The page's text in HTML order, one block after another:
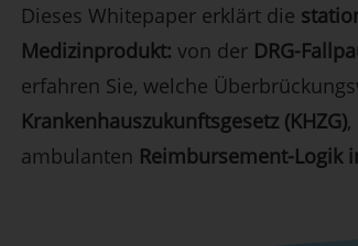
Dieses Whitepaper erklärt die
Medizinprodukt: von der DRG-
erfahren Sie, welche
Krankenhauszukunftsgesetz (KHZG),
ambulanten Reimbursement-Logik